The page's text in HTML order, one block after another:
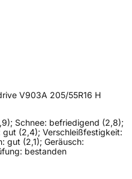
V903A 205/55R16 H
Schnee: befriedigend (2,8);
gut (2,4); Verschleißfestigkeit:
gut (2,1); Geräusch:
bestanden